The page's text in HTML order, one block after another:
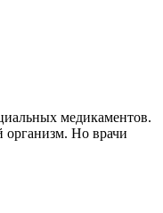
медикаментов.
организм. Но врачи